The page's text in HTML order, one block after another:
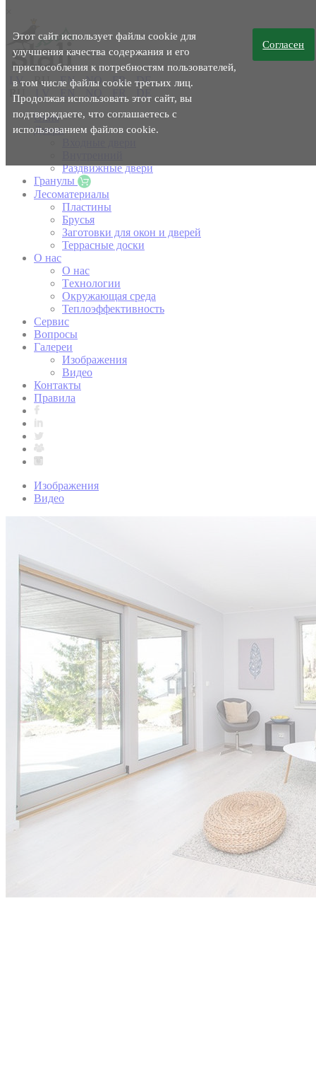
Этот сайт использует файлы cookie для
улучшения качества содержания и его
приспособления к потребностям пользователей,
в том числе файлы cookie третьих лиц.
Продолжая использовать этот сайт, вы
подтверждаете, что соглашаетесь с
использованием файлов cookie.
Согласен
LV RU EN NO FR DE
RU
Окна
Двери
Раздвижные двери
Гранулы
Лесоматериалы
Пластины
Брусья
Заготовки для окон и дверей
Террасные доски
O нас
O нас
Tехнологии
Окружающая среда
Теплоэффективность
Сервис
Вопросы
Галереи
Изображения
Видео
Контакты
Правила
Изображения
Видео